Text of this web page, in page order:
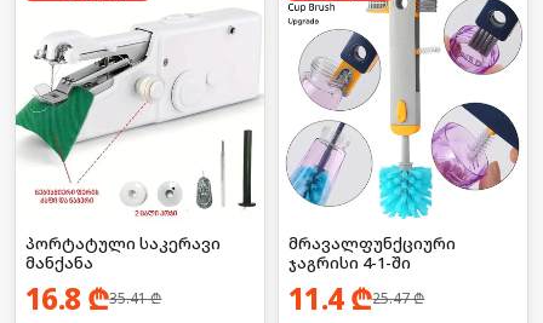
პორტატული საკერავი
მანქანა
16.8 ₾35.41₾
მრავალფუნქციური
ჯაგრისი 4-1-ში
11.4₾25.47₾